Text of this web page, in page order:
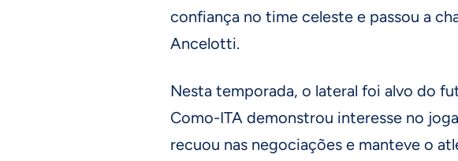
confiança no time celeste e passou a
Ancelotti.
Nesta temporada, o lateral foi alvo do
Como-ITA demonstrou interesse no
recuou nas negociações e manteve o